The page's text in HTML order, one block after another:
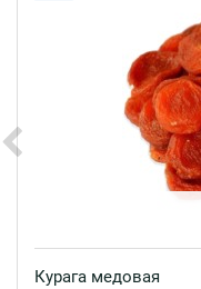
Курага медовая